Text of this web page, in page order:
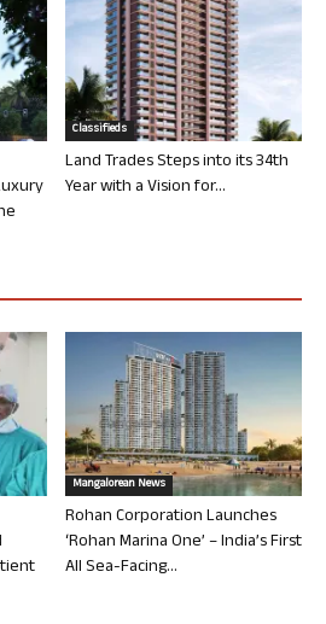
Classifieds
Land Trades Steps into its 34th
Year with a Vision for...
Mangalorean News
Rohan Corporation Launches
‘Rohan Marina One’ – India’s First
All Sea-Facing...